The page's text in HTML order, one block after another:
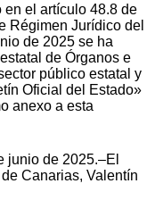
en el artículo 48.8 de
Régimen Jurídico del
de 2025 se ha
de Órganos e
público estatal y
Oficial del Estado»
anexo a esta
junio de 2025.–El
Canarias, Valentín